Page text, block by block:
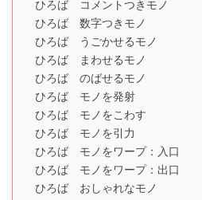
ひろば コメントつきモノ
ひろば 数字つきモノ
ひろば うごかせるモノ
ひろば まわせるモノ
ひろば のばせるモノ
ひろば モノを発射
ひろば モノをこわす
ひろば モノを引力
ひろば モノをワープ：入口
ひろば モノをワープ：出口
ひろば おしゃれなモノ